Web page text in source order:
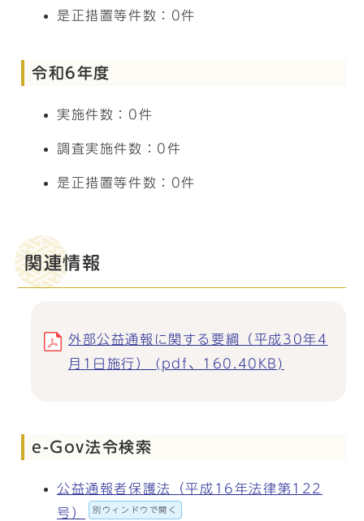
是正措置等件数：0件
令和6年度
実施件数：0件
調査実施件数：0件
是正措置等件数：0件
関連情報
外部公益通報に関する要綱（平成30年4
月1日施行） (pdf、160.40KB)
e-Gov法令検索
公益通報者保護法（平成16年法律第122
号）
別ウィンドウで開く